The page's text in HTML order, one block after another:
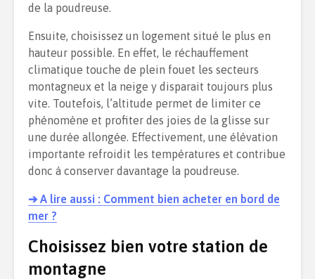
de la poudreuse.
Ensuite, choisissez un logement situé le plus en
hauteur possible. En effet, le réchauffement
climatique touche de plein fouet les secteurs
montagneux et la neige y disparait toujours plus
vite. Toutefois, l’altitude permet de limiter ce
phénomène et profiter des joies de la glisse sur
une durée allongée. Effectivement, une élévation
importante refroidit les températures et contribue
donc à conserver davantage la poudreuse.
➔ A lire aussi : Comment bien acheter en bord de
mer ?
Choisissez bien votre station de
montagne